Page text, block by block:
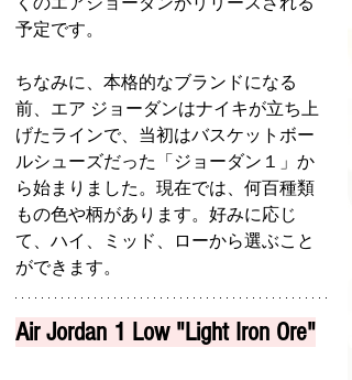
予定です。
ちなみに、本格的なブランドになる
前、エア ジョーダンはナイキが立ち上
げたラインで、当初はバスケットボー
ルシューズだった「ジョーダン１」か
ら始まりました。現在では、何百種類
もの色や柄があります。好みに応じ
て、ハイ、ミッド、ローから選ぶこと
ができます。
Air Jordan 1 Low "Light Iron Ore"